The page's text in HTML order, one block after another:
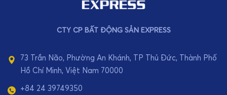
CTY CP BẤT ĐỘNG SẢN EXPRESS
73 Trần Não, Phường An Khánh, TP Thủ Đức, Thành Phố
Hồ Chí Minh, Việt Nam 70000
+84 24 39749350